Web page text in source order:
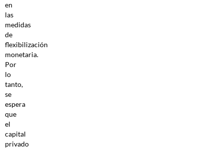
en
las
medidas
de
flexibilización
monetaria.
Por
lo
tanto,
se
espera
que
el
capital
privado